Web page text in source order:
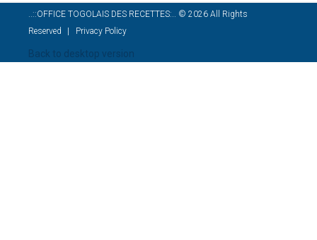
..::OFFICE TOGOLAIS DES RECETTES:.. © 2026 All Rights
Reserved
Privacy Policy
Back to desktop version